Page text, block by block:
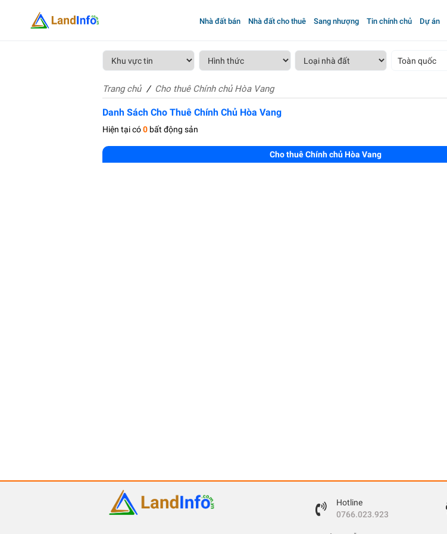
Nhà đất bán Nhà đất cho thuê Sang nhượng Tin chính chủ Dự án
Toàn quốc
Trang chủ Cho thuê Chính chủ Hòa Vang
Danh Sách Cho Thuê Chính Chủ Hòa Vang
Hiện tại có0 bất động sản
Cho thuê Chính chủ Hòa Vang
Hotline
0766.023.923